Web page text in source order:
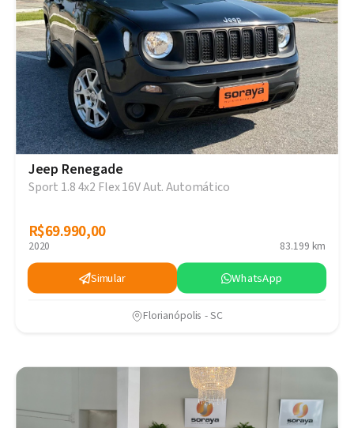
Jeep Renegade
Sport 1.8 4x2 Flex 16V Aut. Automático
R$69.990,00
R$69.990,00
2020 83.199 km
Simular WhatsApp
Florianópolis - SC